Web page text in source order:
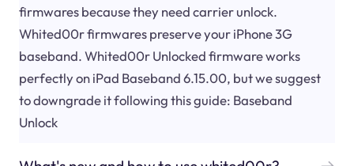
firmwares because they need carrier unlock.
Whited00r firmwares preserve your iPhone 3G
baseband. Whited00r Unlocked firmware works
perfectly on iPad Baseband 6.15.00, but we suggest
to downgrade it following this guide: Baseband
Unlock